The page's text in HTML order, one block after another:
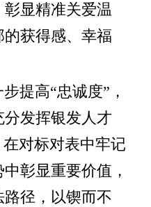
显精准关爱温
获得感、幸福
提高“忠诚度”，
发挥银发人才
对标对表中牢记
彰显重要价值，
径，以锲而不